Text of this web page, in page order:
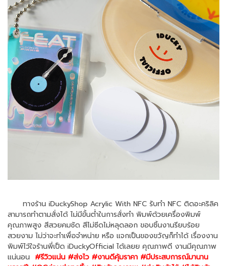
ทางร้าน iDuckyShop Acrylic With NFC รับทำ NFC ติดอะคริลิค
สามารถทำตามสั่งได้ ไม่มีขั้นต่ำในการสั่งทำ พิมพ์ด้วยเครื่องพิมพ์
คุณภาพสูง สีสวยคมชัด สีไม่ซีดไม่หลุดลอก ขอบชิ้นงานรียบร้อย
สวยงาม ไม่ว่าจะทำเพื่อจำหน่าย หรือ แจกเป็นของขวัญก็ทำได้ เรื่องงาน
พิมพ์ไว้ใจร้านพี่เป็ด iDuckyOfficial ได้เลยย คุณภาพดี งานมีคุณภาพ
แน่นอน #รีวิวแน่น #ส่งไว #งานดีคุ้มราคา #มีประสบการณ์มานาน